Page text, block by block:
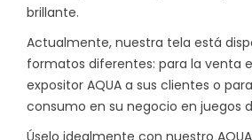
brillante.
Actualmente, nuestra tela está
formatos diferentes: para la venta
expositor AQUA a sus clientes o
consumo en su negocio en juegos
Úselo idealmente con nuestro